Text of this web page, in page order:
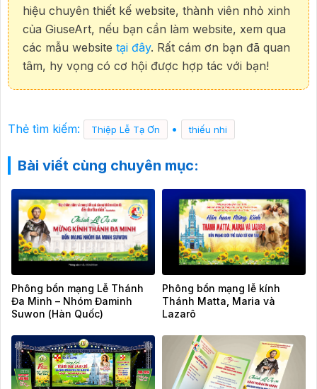
hiệu chuyên thiết kế website, thành viên nhỏ xinh
của GiuseArt, nếu bạn cần làm website, xem qua
các mẫu website tại đây. Rất cám ơn bạn đã quan
tâm, hy vọng có cơ hội được hợp tác với bạn!
Thẻ tìm kiếm: Thiệp Lễ Tạ Ơn • thiếu nhi
Bài viết cùng chuyên mục:
Phông bổn mạng Lễ Thánh
Đa Minh – Nhóm Đaminh
Suwon (Hàn Quốc)
Phông bổn mạng lễ kính
Thánh Matta, Maria và
Lazarô